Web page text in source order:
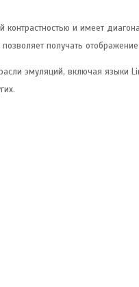
контрастностью и имеет
получать
эмуляций, включая